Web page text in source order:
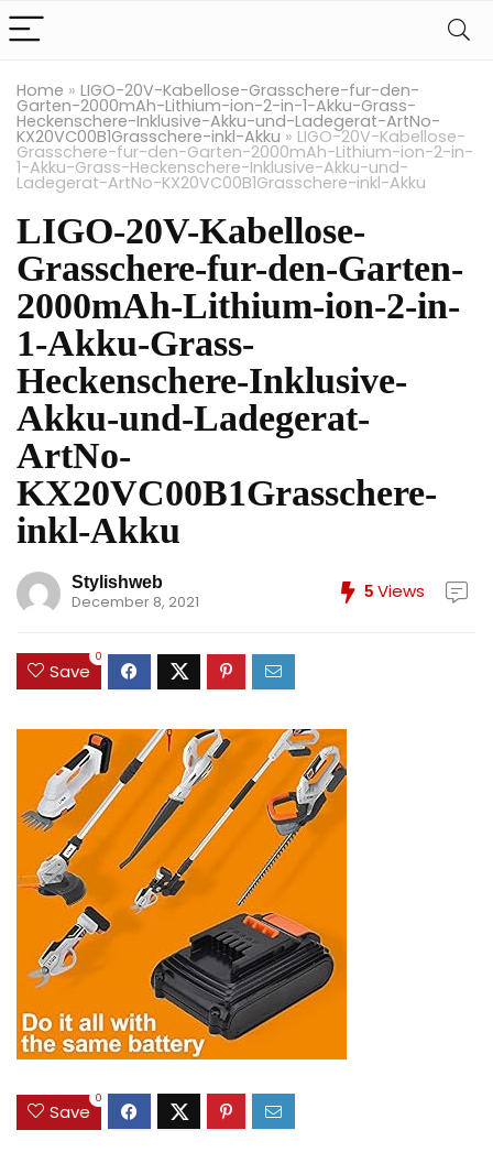
Home » LIGO-20V-Kabellose-Grasschere-fur-den-
Garten-2000mAh-Lithium-ion-2-in-1-Akku-Grass-
Heckenschere-Inklusive-Akku-und-Ladegerat-ArtNo-
KX20VC00B1Grasschere-inkl-Akku » LIGO-20V-Kabellose-
Grasschere-fur-den-Garten-2000mAh-Lithium-ion-2-in-
1-Akku-Grass-Heckenschere-Inklusive-Akku-und-
Ladegerat-ArtNo-KX20VC00B1Grasschere-inkl-Akku
LIGO-20V-Kabellose-
Grasschere-fur-den-Garten-
2000mAh-Lithium-ion-2-in-
1-Akku-Grass-
Heckenschere-Inklusive-
Akku-und-Ladegerat-
ArtNo-
KX20VC00B1Grasschere-
inkl-Akku
Stylishweb
December 8, 2021
5 Views
Save
0
Save
0